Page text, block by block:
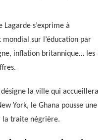
Lagarde s’exprime à
sur l’éducation par
inflation britannique… les
la ville qui accueillera
York, le Ghana pousse une
la traite négrière.